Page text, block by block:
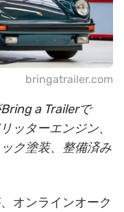
bringatrailer.com
a Trailerで
ッターエンジン、
ク塗装、整備済み
オンラインオーク